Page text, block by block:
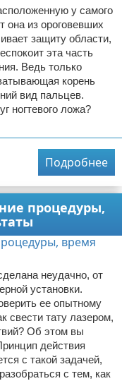
у самого
она из ороговевших
защиту области,
эта часть
Ведь только
корень
вид пальцев.
ногтевого ложа?
Подробнее
процедуры,
неудачно, от
установки.
ее опытному
свести тату лазером,
Об этом вы
действия
с такой задачей,
с тем, как